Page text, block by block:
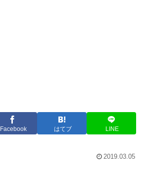
Facebook はてブ LINE
2019.03.05